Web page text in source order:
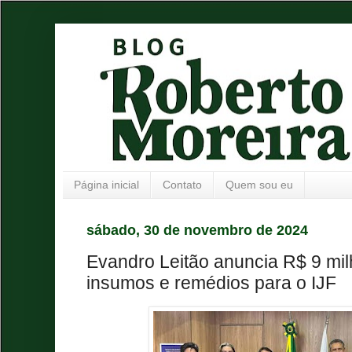
Página inicial Contato Quem sou eu
sábado, 30 de novembro de 2024
Evandro Leitão anuncia R$ 9
insumos e remédios para o IJF